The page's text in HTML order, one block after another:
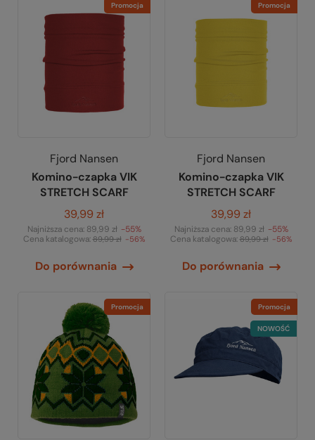
Promocja
Fjord Nansen
Komino-czapka VIK
STRETCH SCARF
39,99 zł
Najniższa cena: 89,99 zł -55%
Cena katalogowa:89,99 zł -56%
Do porównania
Promocja
Fjord Nansen
Komino-czapka VIK
STRETCH SCARF
39,99 zł
Najniższa cena: 89,99 zł -55%
Cena katalogowa:89,99 zł -56%
Do porównania
Promocja Promocja
NOWOŚĆ